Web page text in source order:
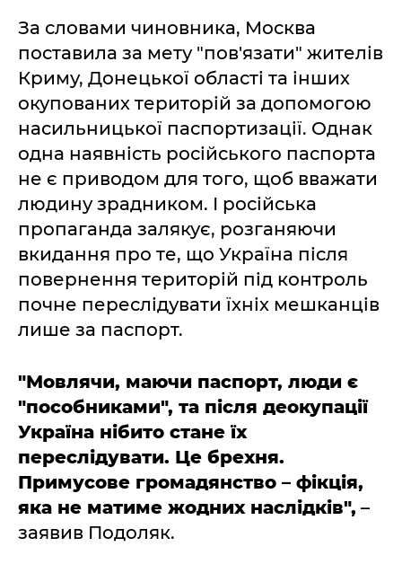
За словами чиновника, Москва
поставила за мету "пов'язати" жителів
Криму, Донецької області та інших
окупованих територій за допомогою
насильницької паспортизації. Однак
одна наявність російського паспорта
не є приводом для того, щоб вважати
людину зрадником. І російська
пропаганда залякує, розганяючи
вкидання про те, що Україна після
повернення територій під контроль
почне переслідувати їхніх мешканців
лише за паспорт.
"Мовлячи, маючи паспорт, люди є
"пособниками", та після деокупації
Україна нібито стане їх
переслідувати. Це брехня.
Примусове громадянство – фікція,
яка не матиме жодних наслідків", –
заявив Подоляк.